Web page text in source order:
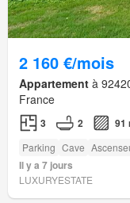
2 160 €/mois
Appartement à
France
3 2 91
Parking Cave
Il y a 7 jours
LUXURYESTATE